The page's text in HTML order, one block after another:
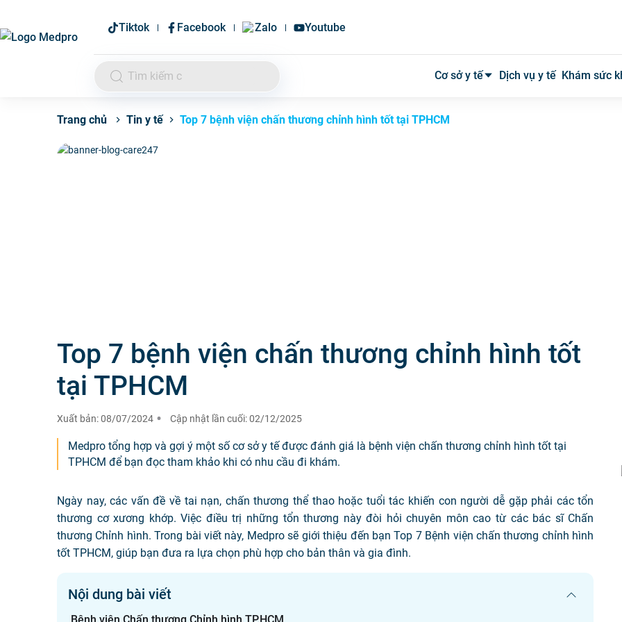
Tiktok Facebook Zalo Youtube
Cơ sở y tế Dịch vụ y tế Khám sức
Trang chủ Tin y tế Top 7 bệnh viện chấn thương chỉnh hình tốt tại TPHCM
Top 7 bệnh viện chấn thương chỉnh hình tốt
tại TPHCM
Xuất bản:08/07/2024 Cập nhật lần cuối:02/12/2025
Medpro tổng hợp và gợi ý một số cơ sở y tế được đánh giá là bệnh viện chấn thương chỉnh hình tốt tại
TPHCM để bạn đọc tham khảo khi có nhu cầu đi khám.
Ngày nay, các vấn đề về tai nạn, chấn thương thể thao hoặc tuổi tác khiến con người dễ gặp phải các tổn
thương cơ xương khớp. Việc điều trị những tổn thương này đòi hỏi chuyên môn cao từ các bác sĩ Chấn
thương Chỉnh hình. Trong bài viết này, Medpro sẽ giới thiệu đến bạn Top 7 Bệnh viện chấn thương chỉnh hình
tốt TPHCM, giúp bạn đưa ra lựa chọn phù hợp cho bản thân và gia đình.
Nội dung bài viết